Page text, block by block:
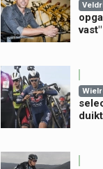
vast"